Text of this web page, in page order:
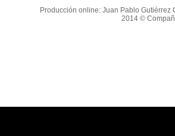
Producción online: Juan Pablo Gutiérrez
2014 ©